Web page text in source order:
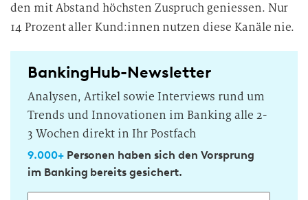
den mit Abstand höchsten Zuspruch geniessen. Nur
14 Prozent aller Kund:innen nutzen diese Kanäle nie.
BankingHub-Newsletter
Analysen, Artikel sowie Interviews rund um
Trends und Innovationen im Banking alle 2-
3 Wochen direkt in Ihr Postfach
9.000+Personen haben sich den Vorsprung
im Banking bereits gesichert.